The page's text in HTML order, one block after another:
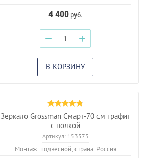
4 400руб.
− +
В КОРЗИНУ
Зеркало Grossman Смарт-70 см графит
с полкой
Артикул:153573
Монтаж: подвесной; страна: Россия